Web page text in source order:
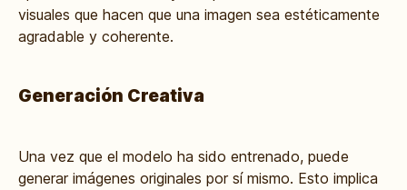
visuales que hacen que una imagen sea estéticamente
agradable y coherente.
Generación Creativa
Una vez que el modelo ha sido entrenado, puede
generar imágenes originales por sí mismo. Esto implica